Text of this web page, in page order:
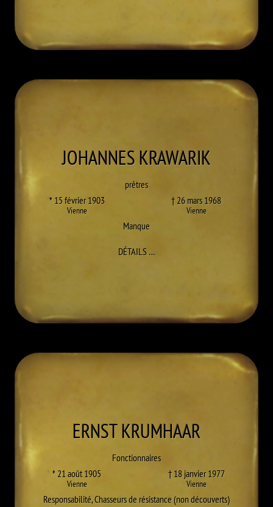
JOHANNESKRAWARIK
prêtres
* 15 février 1903
Vienne
† 26 mars 1968
Vienne
Manque
DÉTAILS…À JOHANNES KRAWARIK
ERNSTKRUMHAAR
Fonctionnaires
* 21 août 1905
Vienne
† 18 janvier 1977
Vienne
Responsabilité,Chasseurs de résistance (non découverts)